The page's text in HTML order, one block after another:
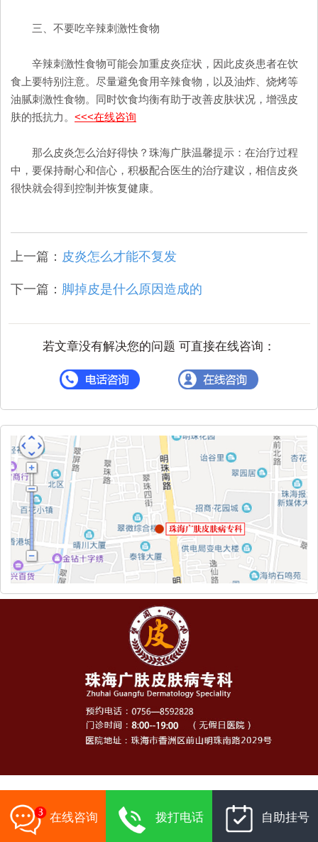
三、不要吃辛辣刺激性食物
辛辣刺激性食物可能会加重皮炎症状，因此皮炎患者在饮
食上要特别注意。尽量避免食用辛辣食物，以及油炸、烧烤等
油腻刺激性食物。同时饮食均衡有助于改善皮肤状况，增强皮
肤的抵抗力。 <<<在线咨询
那么皮炎怎么治好得快？珠海广肤温馨提示：在治疗过程
中，要保持耐心和信心，积极配合医生的治疗建议，相信皮炎
很快就会得到控制并恢复健康。
上一篇： 皮炎怎么才能不复发
下一篇： 脚掉皮是什么原因造成的
若文章没有解决您的问题 可直接在线咨询：
在线咨询 拨打电话 自助挂号